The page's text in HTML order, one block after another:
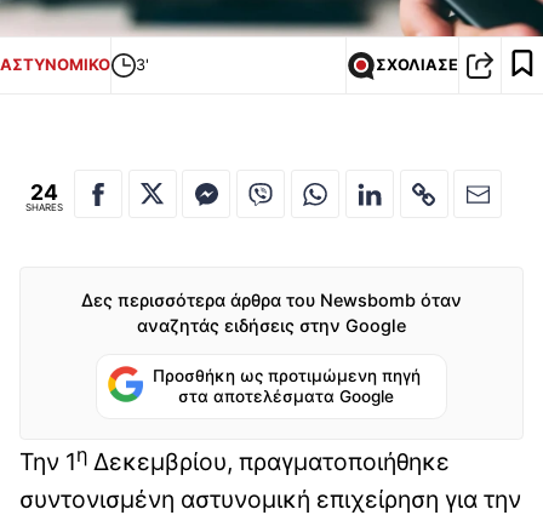
ΑΣΤΥΝΟΜΙΚΟ 3' ΣΧΟΛΙΑΣΕ
24
SHARES
Δες περισσότερα άρθρα του Newsbomb όταν
αναζητάς ειδήσεις στην Google
Προσθήκη ως προτιμώμενη πηγή
στα αποτελέσματα Google
Την 1η Δεκεμβρίου, πραγματοποιήθηκε
συντονισμένη αστυνομική επιχείρηση για την